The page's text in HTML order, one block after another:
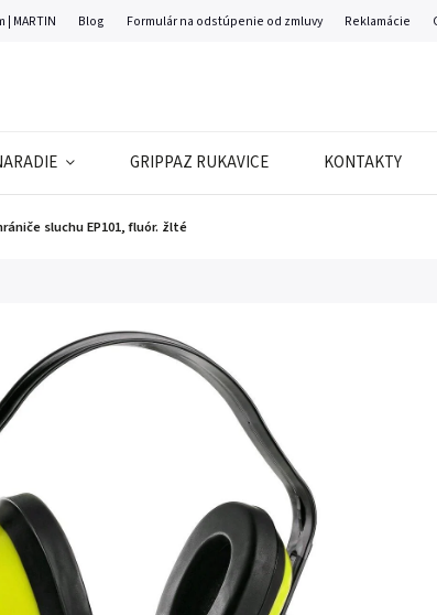
MARTIN Blog Formulár na odstúpenie od zmluvy Reklamácie
GRIPPAZ RUKAVICE KONTAKTY
sluchu EP101, fluór. žlté